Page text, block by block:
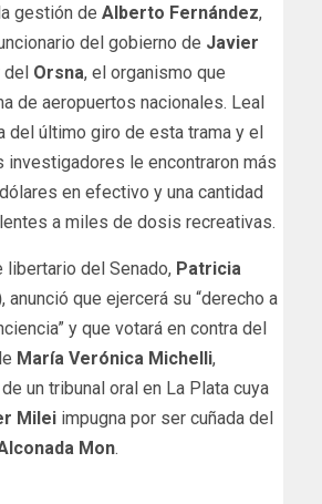
gestión de Alberto Fernández,
del gobierno de Javier
Orsna, el organismo que
de aeropuertos nacionales. Leal
del último giro de esta trama y el
investigadores le encontraron más
en efectivo y una cantidad
a miles de dosis recreativas.
libertario del Senado, Patricia
, anunció que ejercerá su “derecho a
y que votará en contra del
María Verónica Michelli,
un tribunal oral en La Plata cuya
Milei impugna por ser cuñada del
Mon.